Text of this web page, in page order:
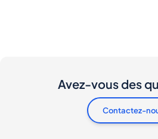
Avez-vous des
Contactez-